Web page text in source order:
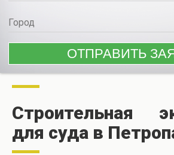
Строительная
для суда в